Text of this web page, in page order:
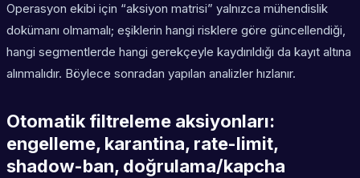
Operasyon ekibi için “aksiyon matrisi” yalnızca mühendislik
dokümanı olmamalı; eşiklerin hangi risklere göre güncellendiği,
hangi segmentlerde hangi gerekçeyle kaydırıldığı da kayıt altına
alınmalıdır. Böylece sonradan yapılan analizler hızlanır.
Otomatik filtreleme aksiyonları:
engelleme, karantina, rate-limit,
shadow-ban, doğrulama/kapcha